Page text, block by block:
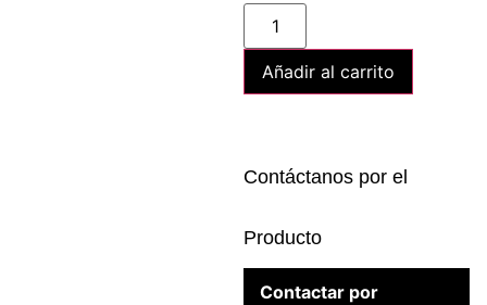
Añadir al carrito
Contáctanos por el
Producto
Contactar por